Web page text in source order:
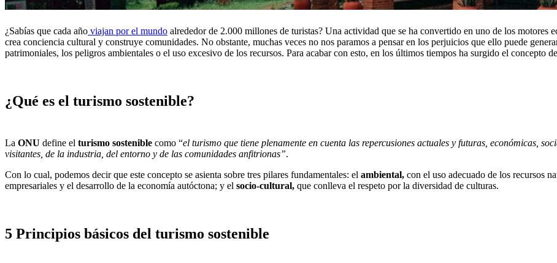
¿Sabías que cada año viajan por el mundo alrededor de 2.000 millones de turistas? Una actividad que se ha convertido en uno de los motores
crea conciencia cultural y construye comunidades. No obstante, muchas veces no nos paramos a pensar en los perjuicios que ello puede
patrimoniales, los peligros ambientales o el uso excesivo de los recursos. Para acabar con esto, en los últimos tiempos ha surgido el concepto de
¿Qué es el turismo sostenible?
La ONU define el turismo sostenible como “el turismo que tiene plenamente en cuenta las repercusiones actuales y futuras, económicas,
visitantes, de la industria, del entorno y de las comunidades anfitrionas”.
Con lo cual, podemos decir que este concepto se asienta sobre tres pilares fundamentales: el ambiental, con el uso adecuado de los recursos
empresariales y el desarrollo de la economía autóctona; y el socio-cultural, que conlleva el respeto por la diversidad de culturas.
5 Principios básicos del turismo sostenible